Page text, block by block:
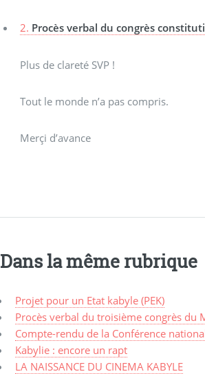
2. Procès verbal du congrès
Plus de clareté SVP !
Tout le monde n’a pas compris.
Merçi d’avance
Dans la même rubrique
Projet pour un Etat kabyle (PEK)
Procès verbal du troisième congrès du
Compte-rendu de la Conférence
Kabylie : encore un rapt
LA NAISSANCE DU CINEMA KABYLE